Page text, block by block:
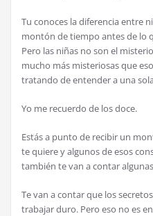
Tu conoces la diferencia entre
montón de tiempo antes de lo
Pero las niñas no son el
mucho más misteriosas que
tratando de entender a una
Yo me recuerdo de los doce.
Estás a punto de recibir un
te quiere y algunos de esos
también te van a contar
Te van a contar que los
trabajar duro. Pero eso no es